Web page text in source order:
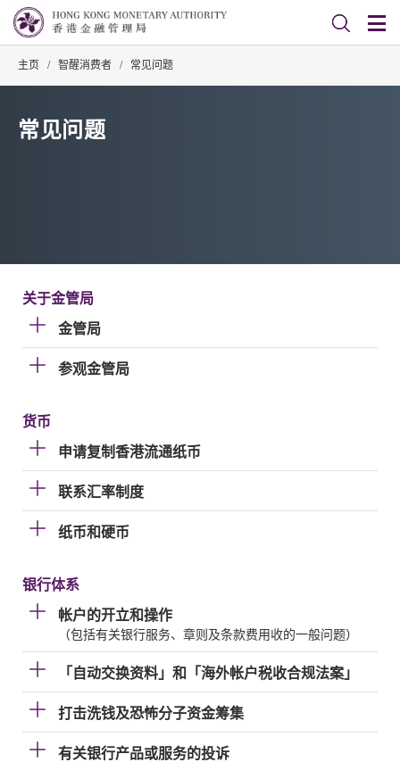
主页 / 智醒消费者 / 常见问题
常见问题
关于金管局
金管局
参观金管局
货币
申请复制香港流通纸币
联系汇率制度
纸币和硬币
银行体系
帐户的开立和操作
（包括有关银行服务、章则及条款费用收的一般问题）
「自动交换资料」和「海外帐户税收合规法案」
打击洗钱及恐怖分子资金筹集
有关银行产品或服务的投诉